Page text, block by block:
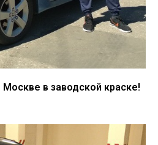
в заводской краске!